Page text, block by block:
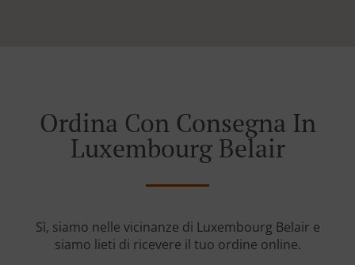
Ordina Con Consegna In
Luxembourg Belair
Sì, siamo nelle vicinanze di Luxembourg Belair e
siamo lieti di ricevere il tuo ordine online.